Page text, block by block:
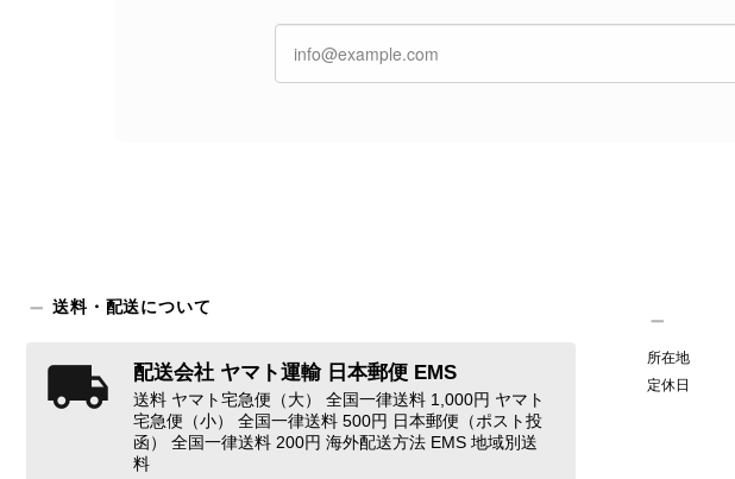
す。 またご縁がございましたら、ぜひよろしく
2026/07/07
発送が早く、商品も画像と一致しており満足です。 素敵な
送料・配送について
配送会社 ヤマト運輸 日本郵便 EMS
送料 ヤマト宅急便（大） 全国一律送料 1,000円 ヤマト
宅急便（小） 全国一律送料 500円 日本郵便（ポスト投
函） 全国一律送料 200円 海外配送方法 EMS 地域別送
料
所在地
定休日